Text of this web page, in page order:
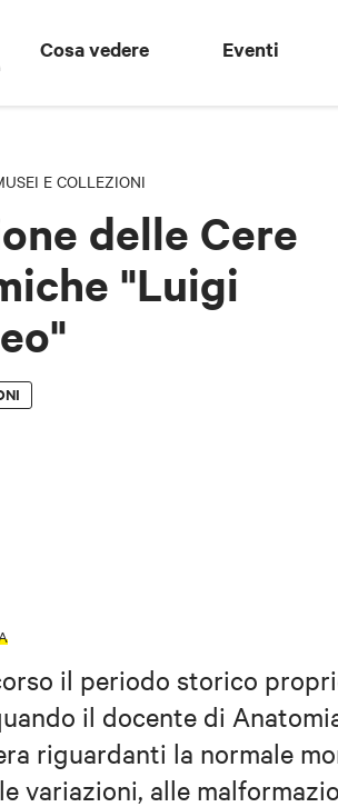
Cosa vedere Eventi
E COLLEZIONI
delle Cere
"Luigi
il periodo storico
il docente di
riguardanti la normale
variazioni, alle